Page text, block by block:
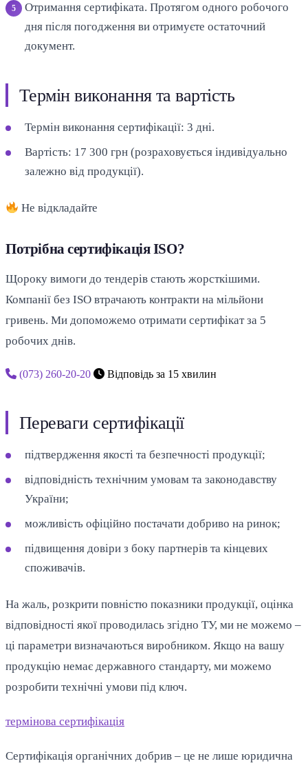
Отримання сертифіката. Протягом одного робочого
дня після погодження ви отримуєте остаточний
документ.
Термін виконання та вартість
Термін виконання сертифікації: 3 дні.
Вартість: 17 300 грн (розраховується індивідуально
залежно від продукції).
Не відкладайте
Потрібна сертифікація ISO?
Щороку вимоги до тендерів стають жорсткішими.
Компанії без ISO втрачають контракти на мільйони
гривень. Ми допоможемо отримати сертифікат за 5
робочих днів.
(073) 260-20-20 Відповідь за 15 хвилин
Переваги сертифікації
підтвердження якості та безпечності продукції;
відповідність технічним умовам та законодавству
України;
можливість офіційно постачати добриво на ринок;
підвищення довіри з боку партнерів та кінцевих
споживачів.
На жаль, розкрити повністю показники продукції, оцінка
відповідності якої проводилась згідно ТУ, ми не можемо –
ці параметри визначаються виробником. Якщо на вашу
продукцію немає державного стандарту, ми можемо
розробити технічні умови під ключ.
термінова сертифікація
Сертифікація органічних добрив – це не лише юридична